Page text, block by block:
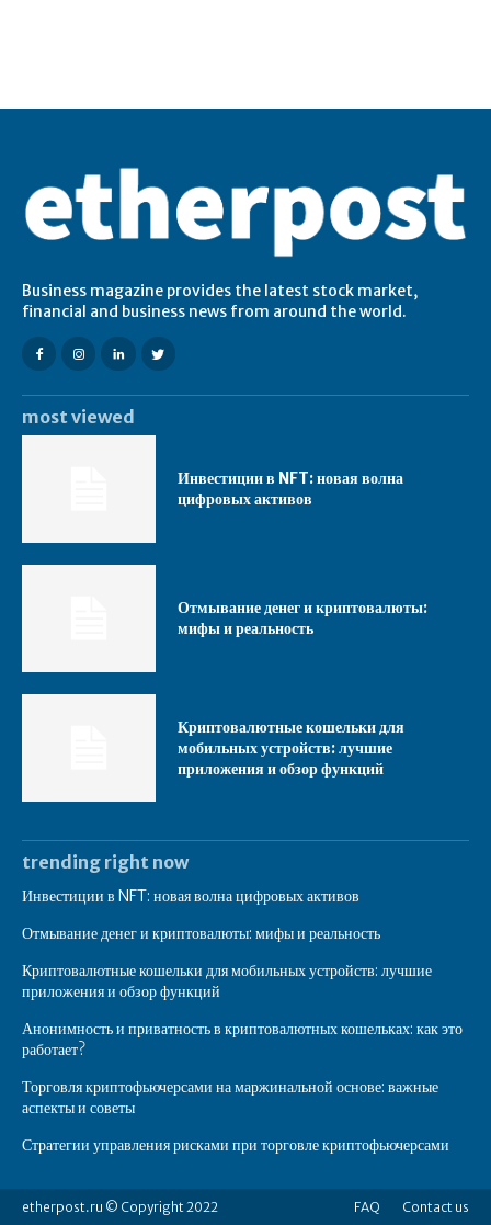
Business magazine provides the latest stock market,
financial and business news from around the world.
most viewed
Инвестиции в NFT: новая волна
цифровых активов
Отмывание денег и криптовалюты:
мифы и реальность
Криптовалютные кошельки для
мобильных устройств: лучшие
приложения и обзор функций
trending right now
Инвестиции в NFT: новая волна цифровых активов
Отмывание денег и криптовалюты: мифы и реальность
Криптовалютные кошельки для мобильных устройств: лучшие
приложения и обзор функций
Анонимность и приватность в криптовалютных кошельках: как это
работает?
Торговля криптофьючерсами на маржинальной основе: важные
аспекты и советы
Стратегии управления рисками при торговле криптофьючерсами
etherpost.ru © Copyright 2022 FAQ Contact us